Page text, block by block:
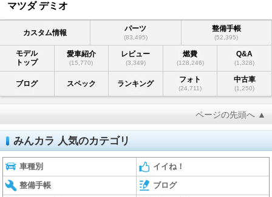
マツダ デミオ
カスタム情報 パーツ
(83,495)
整備手帳
(52,395)
モデル
トップ
愛車紹介
(15,770)
レビュー
(3,349)
燃費
(128,246)
Q&A
(1,328)
ブログ スペック ランキング フォト
(24,711)
中古車
(1,250)
ページの先頭へ ▲
みんカラ 人気のカテゴリ
車種別 イイね！
整備手帳 ブログ